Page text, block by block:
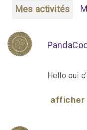
Mes activités
Hello oui
afficher